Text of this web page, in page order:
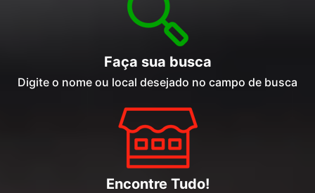
Faça sua busca
Digite o nome ou local desejado no campo de busca
Encontre Tudo!